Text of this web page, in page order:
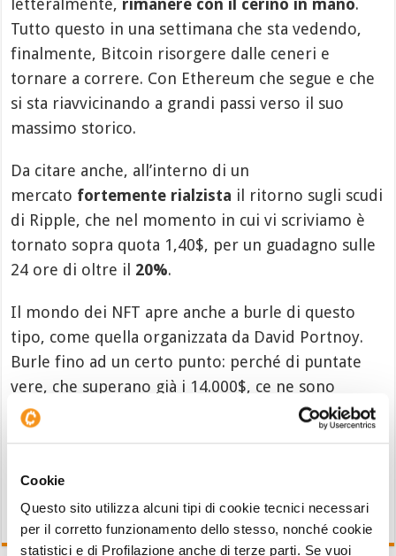
Cookie
Questo sito utilizza alcuni tipi di cookie tecnici necessari
per il corretto funzionamento dello stesso, nonché cookie
statistici e di Profilazione anche di terze parti. Se vuoi
Tutto questo in una settimana che sta vedendo,
finalmente, Bitcoin risorgere dalle ceneri e
tornare a correre. Con Ethereum che segue e che
si sta riavvicinando a grandi passi verso il suo
massimo storico.
Da citare anche, all’interno di un
mercato fortemente rialzista il ritorno sugli scudi
di Ripple, che nel momento in cui vi scriviamo è
tornato sopra quota 1,40$, per un guadagno sulle
24 ore di oltre il 20%.
Il mondo dei NFT apre anche a burle di questo
tipo, come quella organizzata da David Portnoy.
Burle fino ad un certo punto: perché di puntate
vere, che superano già i 14.000$, ce ne sono
diverse. Continueremo a seguire la vicenda e a
Criptovaluta.it